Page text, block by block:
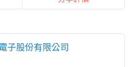
子股份有限公司